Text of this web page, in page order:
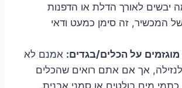
יבשים לאורך הדלת או הדפנות
המכשיר, זה סימן כמעט ודאי
על הכלים/בגדים: אמנם לא
לנזילה, אך אם אתם רואים שהכלים
כתמי מים בולטים או סמני אבנית,